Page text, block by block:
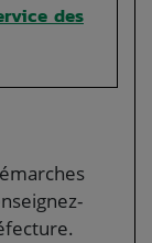
des